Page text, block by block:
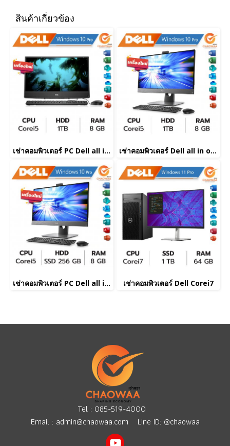
สินค้าเกี่ยวข้อง
เช่าคอมพิวเตอร์ PC Dell all in one Corei5 เช่าคอมพิวเตอร์ Dell all in one Corei5
เช่าคอมพิวเตอร์ PC Dell all in one Corei5 เช่าคอมพิวเตอร์ Dell Corei7
Tel : 085-519-4000
Email : admin@chaowaa.com Line ID: @chaowaa